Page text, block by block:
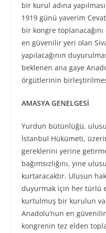
bir kurul adına
1919 günü yaverim
bir kongre
en güvenilir yeri olan
yapılacağının
beklenen ana gaye
örgütlerinin
AMASYA GENELGESİ
Yurdun bütünlüğü,
İstanbul Hükümeti,
gereklerini yerine
bağımsızlığını, yine
kurtaracaktır. Ulusun
duyurmak için her türlü
kurtulmuş bir kurulun
Anadolu’nun en
kongrenin tez elden